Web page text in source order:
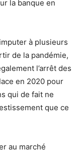
la banque en
à plusieurs
de la pandémie,
l’arrêt des
en 2020 pour
qui de fait ne
que ce
au marché